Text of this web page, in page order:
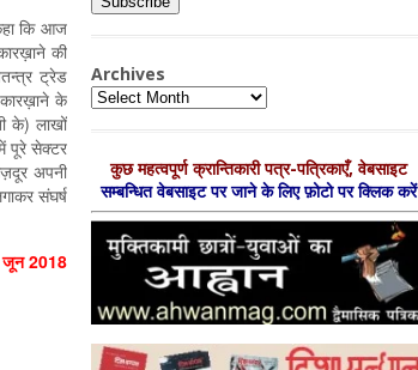
कि आज
की
ट्रेड
के
के) लाखों
पूरे सेक्टर
अपनी
संघर्ष
जून 2018
Archives
Archives
कुछ महत्‍वपूर्ण क्रान्तिकारी पत्र-पत्रिकाएँ, वेबसाइट
सम्‍बन्धित वेबसाइट पर जाने के लिए फ़ोटो पर क्लिक करें